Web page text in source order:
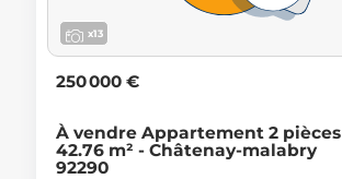
x13
250 000 €
À vendre Appartement 2 pièces
42.76 m² - Châtenay-malabry
92290